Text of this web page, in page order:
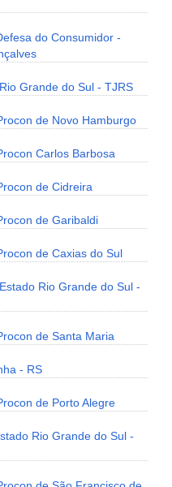
do Consumidor -
Grande do Sul - TJRS
de Novo Hamburgo
Carlos Barbosa
de Cidreira
de Garibaldi
de Caxias do Sul
Rio Grande do Sul -
de Santa Maria
- RS
de Porto Alegre
Rio Grande do Sul -